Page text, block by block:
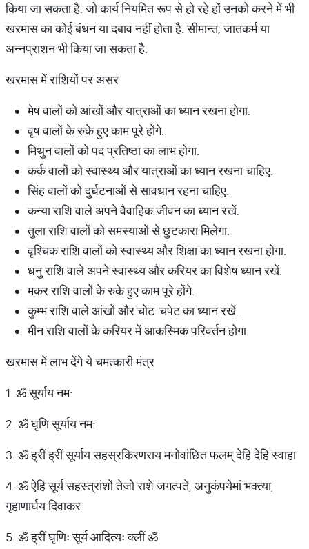
किया जा सकता है. जो कार्य नियमित रूप से हो रहे हों उनको करने में भी
खरमास का कोई बंधन या दबाव नहीं होता है. सीमान्त, जातकर्म या
अन्नप्राशन भी किया जा सकता है.
खरमास में राशियों पर असर
मेष वालों को आंखों और यात्राओं का ध्यान रखना होगा.
वृष वालों के रुके हुए काम पूरे होंगे.
मिथुन वालों को पद प्रतिष्ठा का लाभ होगा.
कर्क वालों को स्वास्थ्य और यात्राओं का ध्यान रखना चाहिए.
सिंह वालों को दुर्घटनाओं से सावधान रहना चाहिए.
कन्या राशि वाले अपने वैवाहिक जीवन का ध्यान रखें.
तुला राशि वालों को समस्याओं से छुटकारा मिलेगा.
वृश्चिक राशि वालों को स्वास्थ्य और शिक्षा का ध्यान रखना होगा.
धनु राशि वाले अपने स्वास्थ्य और करियर का विशेष ध्यान रखें.
मकर राशि वालों के रुके हुए काम पूरे होंगे.
कुम्भ राशि वाले आंखों और चोट-चपेट का ध्यान रखें.
मीन राशि वालों के करियर में आकस्मिक परिवर्तन होगा.
खरमास में लाभ देंगे ये चमत्कारी मंत्र
1. ॐ सूर्याय नम:
2. ॐ घृणि सूर्याय नम:
3. ॐ ह्रीं ह्रीं सूर्याय सहस्रकिरणराय मनोवांछित फलम् देहि देहि स्वाहा
4. ॐ ऐहि सूर्य सहस्त्रांशों तेजो राशे जगत्पते, अनुकंपयेमां भक्त्या,
गृहाणार्घय दिवाकर:
5. ॐ ह्रीं घृणिः सूर्य आदित्यः क्लीं ॐ